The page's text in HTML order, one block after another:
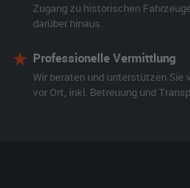
Zugang zu historischen
darüber hinaus.
Professionelle Vermittlung
Wir beraten und unterstützen Sie
vor Ort, inkl. Betreuung und